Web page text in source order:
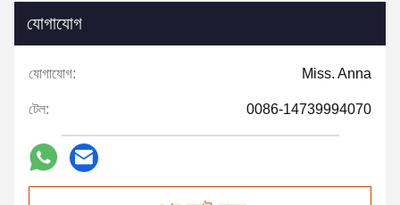
যোগাযোগ
যোগাযোগ: Miss. Anna
টেল: 0086-14739994070